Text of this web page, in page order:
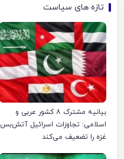
تازه های سیاست
بیانیه مشترک ۸ کشور عربی و
اسلامی: تجاوزات اسرائیل آتش‌بس
غزه را تضعیف می‌کند